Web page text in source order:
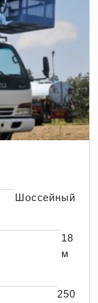
Шоссейный
18
м
250